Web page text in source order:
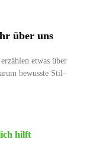
über uns
etwas über
bewusste Stil-